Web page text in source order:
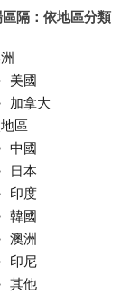
隔：依地區分類
美國
加拿大
區
中國
日本
印度
韓國
澳洲
印尼
其他